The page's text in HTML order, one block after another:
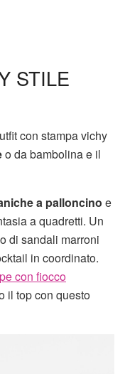
STILE
con stampa vichy
o da bambolina e il
a palloncino e
a quadretti. Un
di sandali marroni
in coordinato.
con fiocco
il top con questo